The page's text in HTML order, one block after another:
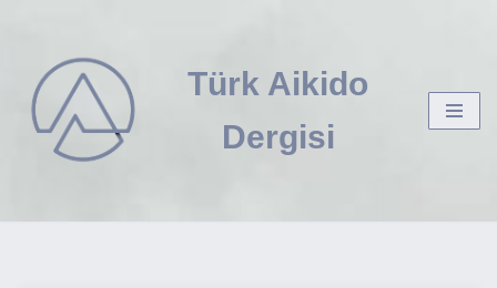
İçeriğe
geç
Türk Aikido
Dergisi